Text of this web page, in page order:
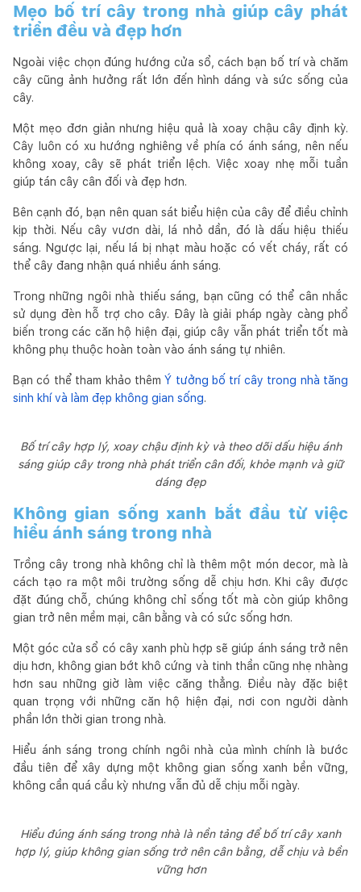
Mẹo bố trí cây trong nhà giúp cây phát
triển đều và đẹp hơn
Ngoài việc chọn đúng hướng cửa sổ, cách bạn bố trí và chăm
cây cũng ảnh hưởng rất lớn đến hình dáng và sức sống của
cây.
Một mẹo đơn giản nhưng hiệu quả là xoay chậu cây định kỳ.
Cây luôn có xu hướng nghiêng về phía có ánh sáng, nên nếu
không xoay, cây sẽ phát triển lệch. Việc xoay nhẹ mỗi tuần
giúp tán cây cân đối và đẹp hơn.
Bên cạnh đó, bạn nên quan sát biểu hiện của cây để điều chỉnh
kịp thời. Nếu cây vươn dài, lá nhỏ dần, đó là dấu hiệu thiếu
sáng. Ngược lại, nếu lá bị nhạt màu hoặc có vết cháy, rất có
thể cây đang nhận quá nhiều ánh sáng.
Trong những ngôi nhà thiếu sáng, bạn cũng có thể cân nhắc
sử dụng đèn hỗ trợ cho cây. Đây là giải pháp ngày càng phổ
biến trong các căn hộ hiện đại, giúp cây vẫn phát triển tốt mà
không phụ thuộc hoàn toàn vào ánh sáng tự nhiên.
Bạn có thể tham khảo thêmÝ tưởng bố trí cây trong nhà tăng
sinh khí và làm đẹp không gian sống.
Bố trí cây hợp lý, xoay chậu định kỳ và theo dõi dấu hiệu ánh
sáng giúp cây trong nhà phát triển cân đối, khỏe mạnh và giữ
dáng đẹp
Không gian sống xanh bắt đầu từ việc
hiểu ánh sáng trong nhà
Trồng cây trong nhà không chỉ là thêm một món decor, mà là
cách tạo ra một môi trường sống dễ chịu hơn. Khi cây được
đặt đúng chỗ, chúng không chỉ sống tốt mà còn giúp không
gian trở nên mềm mại, cân bằng và có sức sống hơn.
Một góc cửa sổ có cây xanh phù hợp sẽ giúp ánh sáng trở nên
dịu hơn, không gian bớt khô cứng và tinh thần cũng nhẹ nhàng
hơn sau những giờ làm việc căng thẳng. Điều này đặc biệt
quan trọng với những căn hộ hiện đại, nơi con người dành
phần lớn thời gian trong nhà.
Hiểu ánh sáng trong chính ngôi nhà của mình chính là bước
đầu tiên để xây dựng một không gian sống xanh bền vững,
không cần quá cầu kỳ nhưng vẫn đủ dễ chịu mỗi ngày.
Hiểu đúng ánh sáng trong nhà là nền tảng để bố trí cây xanh
hợp lý, giúp không gian sống trở nên cân bằng, dễ chịu và bền
vững hơn